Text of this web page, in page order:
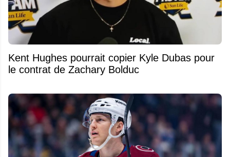
Kent Hughes pourrait copier Kyle Dubas pour
le contrat de Zachary Bolduc